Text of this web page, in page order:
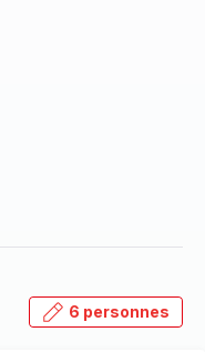
6 personnes